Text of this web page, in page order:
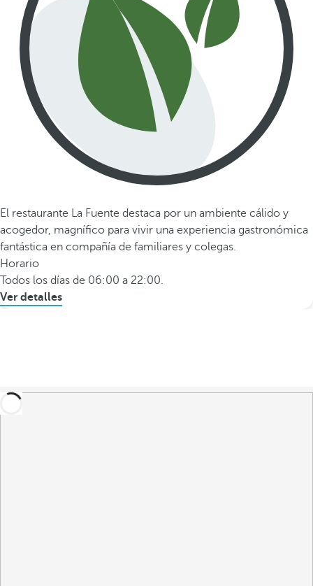
El restaurante La Fuente destaca por un ambiente cálido y
acogedor, magnífico para vivir una experiencia gastronómica
fantástica en compañía de familiares y colegas.
Horario
Todos los días de 06:00 a 22:00.
Ver detalles